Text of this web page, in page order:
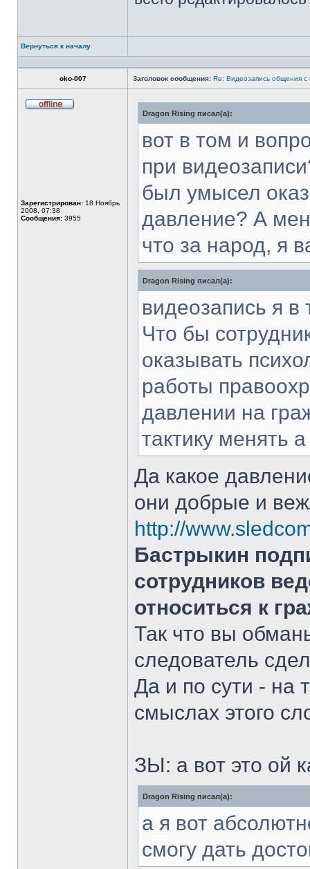
Вернуться к началу
Профиль
oko-007 Заголовок сообщения: Re: Видеозапись общения
Зарегистрирован: 18 Ноябрь
2008, 07:38
Сообщения: 3955
Dragon Rising писал(а):
вот в том и
при
был умысел
давление? А
что за народ, я
Dragon Rising писал(а):
видеозапись я в
Что бы
оказывать
работы
давлении на
тактику менять
Да какое
они добрые и
http://
Бастрыкин
сотрудников
относиться к
Так что вы
следователь
Да и по сути -
смыслах этого
ЗЫ: а вот это ой
Dragon Rising писал(а):
а я вот
смогу дать